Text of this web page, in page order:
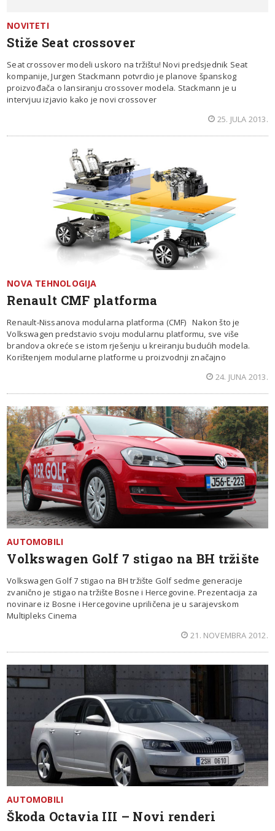
NOVITETI
Stiže Seat crossover
Seat crossover modeli uskoro na tržištu! Novi predsjednik Seat
kompanije, Jurgen Stackmann potvrdio je planove španskog
proizvođača o lansiranju crossover modela. Stackmann je u
intervjuu izjavio kako je novi crossover
25. JULA 2013.
NOVA TEHNOLOGIJA
Renault CMF platforma
Renault-Nissanova modularna platforma (CMF) Nakon što je
Volkswagen predstavio svoju modularnu platformu, sve više
brandova okreće se istom rješenju u kreiranju budućih modela.
Korištenjem modularne platforme u proizvodnji značajno
24. JUNA 2013.
AUTOMOBILI
Volkswagen Golf 7 stigao na BH tržište
Volkswagen Golf 7 stigao na BH tržište Golf sedme generacije
zvanično je stigao na tržište Bosne i Hercegovine. Prezentacija za
novinare iz Bosne i Hercegovine upriličena je u sarajevskom
Multipleks Cinema
21. NOVEMBRA 2012.
AUTOMOBILI
Škoda Octavia III – Novi renderi